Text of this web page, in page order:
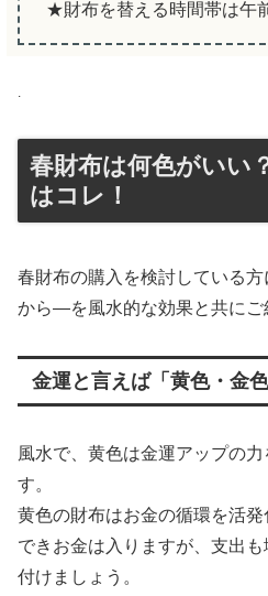
★財布を替える時間帯は午
.
春財布は何色がいい
はコレ！
春財布の購入を検討している
から―を風水的な効果と共にご
金運と言えば「黄色・金
風水で、黄色は金運アップの
す。
黄色の財布はお金の循環を活
できお金は入りますが、支出
付けましょう。